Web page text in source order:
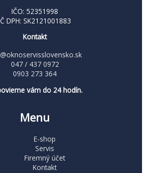
IČO: 52351998
DPH: SK2121001883
Kontakt
047 / 437 0972
0903 273 364
vám do 24 hodín.
Menu
E-shop
Servis
Firemný účet
Kontakt